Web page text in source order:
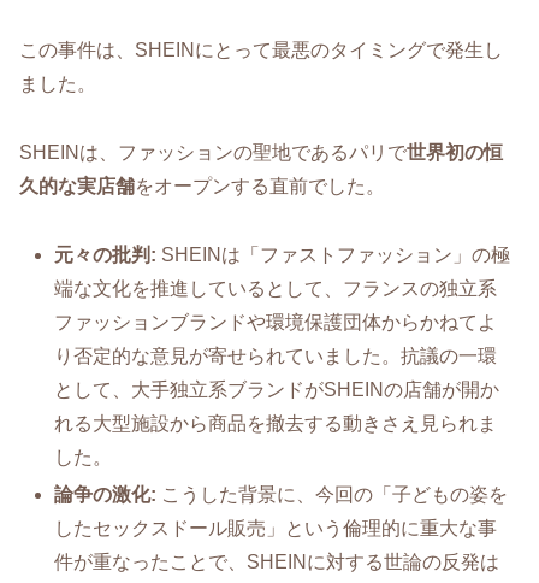
この事件は、SHEINにとって最悪のタイミングで発生し
ました。
SHEINは、ファッションの聖地であるパリで世界初の恒
久的な実店舗をオープンする直前でした。
元々の批判: SHEINは「ファストファッション」の極
端な文化を推進しているとして、フランスの独立系
ファッションブランドや環境保護団体からかねてよ
り否定的な意見が寄せられていました。抗議の一環
として、大手独立系ブランドがSHEINの店舗が開か
れる大型施設から商品を撤去する動きさえ見られま
した。
論争の激化: こうした背景に、今回の「子どもの姿を
したセックスドール販売」という倫理的に重大な事
件が重なったことで、SHEINに対する世論の反発は